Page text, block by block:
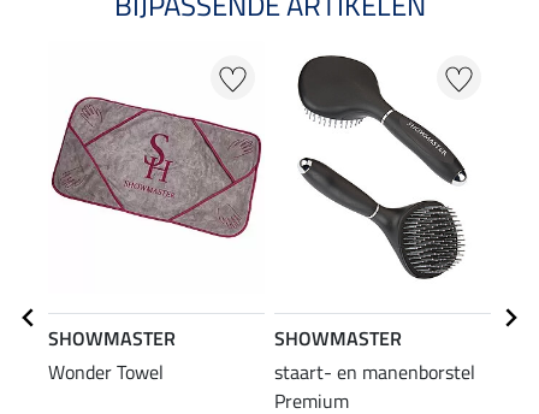
SHOWMASTER
Wonder Towel
SHOWMASTER
staart- en manenborstel
Premium